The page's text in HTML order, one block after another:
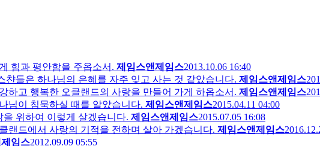
힘과 평안함을 주옵소서. 제임스앤제임스2013.10.06 16:40
챤들은 하나님의 은혜를 자주 잊고 사는 것 같았습니다. 제임스앤제임스
하고 행복한 오클랜드의 사랑을 만들어 가게 하옵소서. 제임스앤제임스
님이 침묵하실 때를 알았습니다. 제임스앤제임스2015.04.11 04:00
위하여 이렇게 살겠습니다. 제임스앤제임스2015.07.05 16:08
랜드에서 사랑의 기적을 전하며 살아 가겠습니다. 제임스앤제임스
임스2012.09.09 05:55